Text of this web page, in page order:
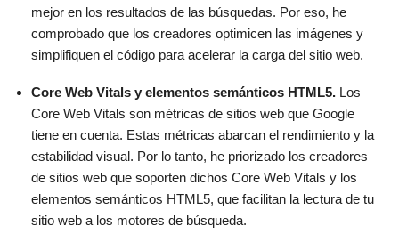
mejor en los resultados de las búsquedas. Por eso, he
comprobado que los creadores optimicen las imágenes y
simplifiquen el código para acelerar la carga del sitio web.
Core Web Vitals y elementos semánticos HTML5. Los
Core Web Vitals son métricas de sitios web que Google
tiene en cuenta. Estas métricas abarcan el rendimiento y la
estabilidad visual. Por lo tanto, he priorizado los creadores
de sitios web que soporten dichos Core Web Vitals y los
elementos semánticos HTML5, que facilitan la lectura de tu
sitio web a los motores de búsqueda.